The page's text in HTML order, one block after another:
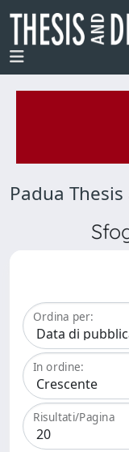
Padua
Ordina per:
In ordine:
Risultati/Pagina